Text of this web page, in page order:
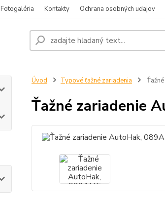
Fotogaléria Kontakty Ochrana osobných udajov
Úvod Typové ťažné zariadenia
Ťažné zariadenie